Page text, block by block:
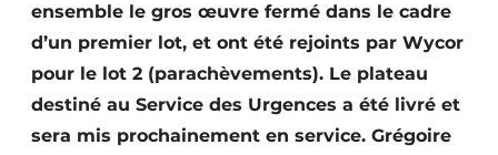
Façades
Géotextiles
Infrastructures souterraines et égouttage
ensemble le gros œuvre fermé dans le cadre
d’un premier lot, et ont été rejoints par Wycor
pour le lot 2 (parachèvements). Le plateau
destiné au Service des Urgences a été livré et
sera mis prochainement en service. Grégoire